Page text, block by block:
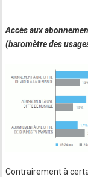
Accès aux
(baromètre des
Contrairement à